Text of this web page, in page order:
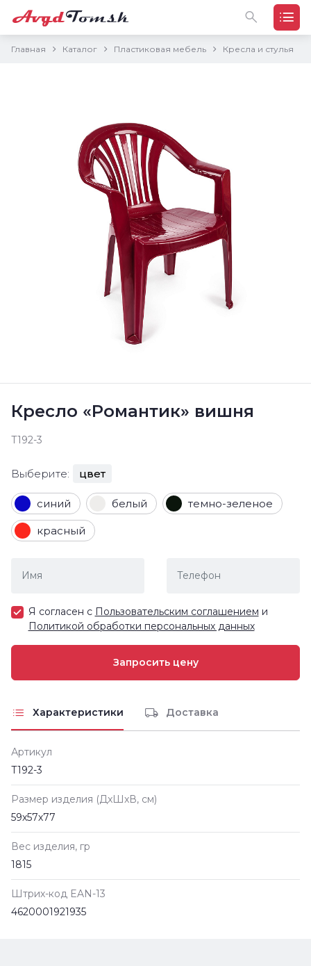
Главная Каталог Пластиковая мебель Кресла и стулья
Кресло «Романтик» вишня
Т192-3
Выберите: цвет
синий белый темно-зеленое
красный
Я согласен с Пользовательским соглашением и
Политикой обработки персональных данных
Характеристики Доставка
Артикул
Т192-3
Размер изделия (ДxШxВ, см)
59х57х77
Вес изделия, гр
1815
Штрих-код EAN-13
4620001921935